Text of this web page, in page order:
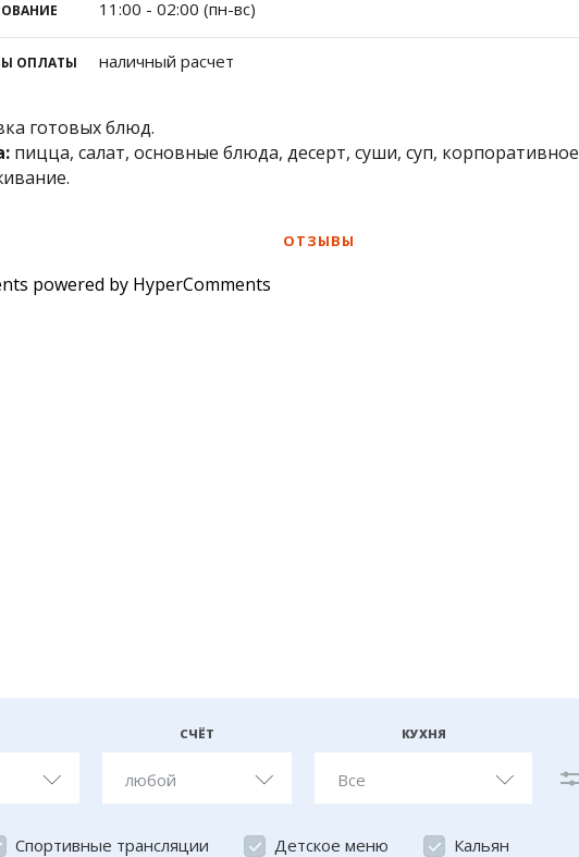
Карта Караганды
Мой участковый
Сервисы
Переводчик
Расписание транспорта
11:00 - 02:00 (пн-вс)
ОПЛАТЫ наличный расчет
готовых блюд.
пицца, салат, основные блюда, десерт, суши, суп, корпоративное
ОТЗЫВЫ
powered by HyperComments
СЧЁТ
любой
КУХНЯ
Все
Спортивные трансляции Детское меню Кальян